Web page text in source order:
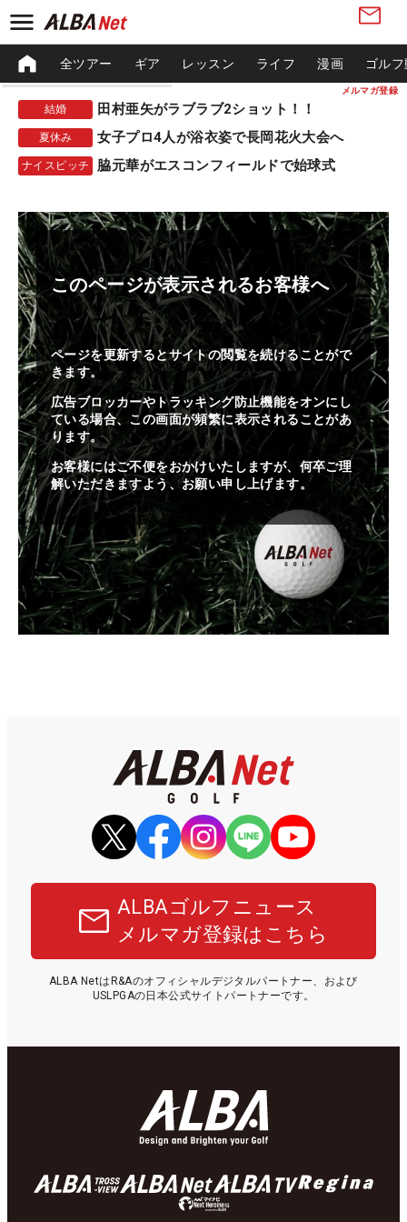
メルマガ登録
全ツアー ギア レッスン ライフ 漫画 ゴル
結婚 田村亜矢がラブラブ2ショット！！
夏休み 女子プロ4人が浴衣姿で長岡花火大会へ
ナイスピッチ 脇元華がエスコンフィールドで始球式
このページが表示されるお客様へ
ページを更新するとサイトの閲覧を続けることがで
きます。
広告ブロッカーやトラッキング防止機能をオンにし
ている場合、この画面が頻繁に表示されることがあ
ります。
お客様にはご不便をおかけいたしますが、何卒ご理
解いただきますよう、お願い申し上げます。
ALBAゴルフニュース
メルマガ登録はこちら
ALBA NetはR&Aのオフィシャルデジタルパートナー、および
USLPGAの日本公式サイトパートナーです。